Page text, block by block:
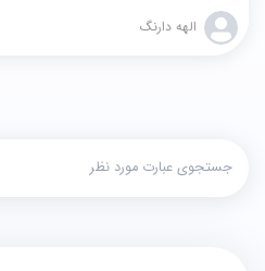
الهه دارنگ